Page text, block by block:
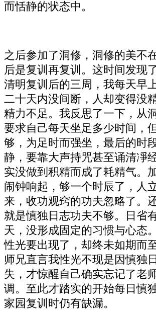
而恬静的状态中。
之后参加了洞修，洞修的美不
后是复训再复训。这时间发现
清明复训后的三周，我每天早
二十天内没间断，人却变得没
精力不足。我反思了一下，从
要求自己每天坐足多少时间，
够，为足时而强坐，最后的时
静，要靠大声持咒甚至诵清凈
实没做到积精而成了耗精气。
闹钟响起，够一个时辰了，人
来，收功观窍的功夫忽略了。
就是慎独日志功夫不够。日省
天，没形成固定的习惯与心态
性光要出现了，却终未如期而
师兄直言我性光不现是因慎独
失，才惊醒自己确实忘记了老
调。至此才踏实的开始每日慎
家园复训时仍有缺漏。